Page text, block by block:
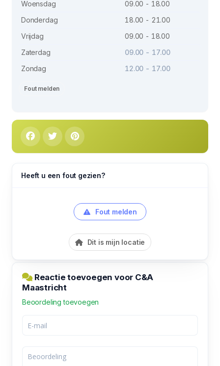
Woensdag
09.00 - 18.00
Donderdag
18.00 - 21.00
Vrijdag
09.00 - 18.00
Zaterdag
09.00 - 17.00
Zondag
12.00 - 17.00
Fout melden
Heeft u een fout gezien?
Fout melden
Dit is mijn locatie
Reactie toevoegen voor C&A
Maastricht
Beoordeling toevoegen